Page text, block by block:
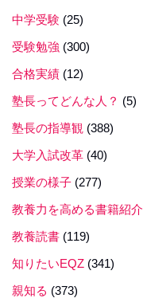
中学受験 (25)
受験勉強 (300)
合格実績 (12)
塾長ってどんな人？ (5)
塾長の指導観 (388)
大学入試改革 (40)
授業の様子 (277)
教養力を高める書籍紹介
教養読書 (119)
知りたいEQZ (341)
親知る (373)